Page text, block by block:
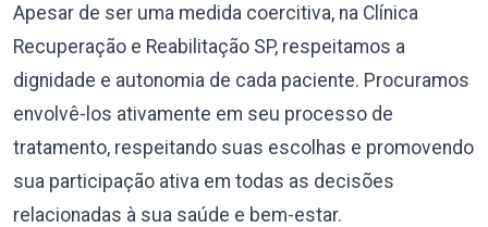
Apesar de ser uma medida coercitiva, na Clínica
Recuperação e Reabilitação SP, respeitamos a
dignidade e autonomia de cada paciente. Procuramos
envolvê-los ativamente em seu processo de
tratamento, respeitando suas escolhas e promovendo
sua participação ativa em todas as decisões
relacionadas à sua saúde e bem-estar.